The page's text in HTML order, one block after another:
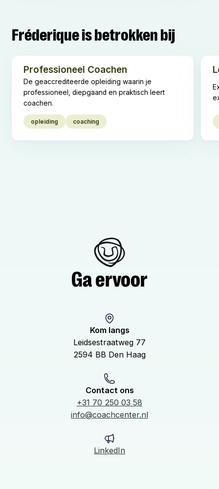
Fréderique is betrokken bij
Professioneel Coachen
De geaccrediteerde opleiding waarin je
professioneel, diepgaand en praktisch leert
coachen.
opleiding coaching
Ga ervoor
Kom langs
Leidsestraatweg 77
2594 BB Den Haag
Contact ons
+31 70 250 03 58
info@coachcenter.nl
LinkedIn